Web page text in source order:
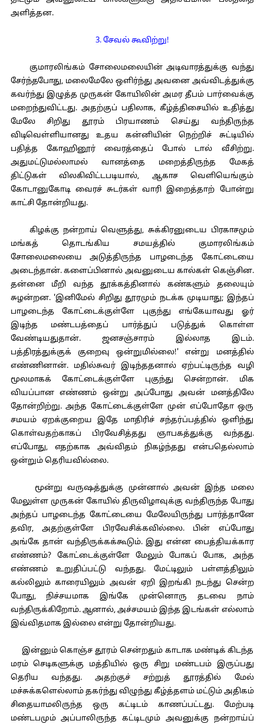
அளித்தன.
3. சேவல் கூவிற்று!
குமாரலிங்கம் சோலைமலையின் அடிவாரத்துக்கு வந்து
சேர்ந்தபோது, மலைமேலே ஒளிர்ந்து அவனை அவ்விடத்துக்கு
கவர்ந்து இழுத்த முருகன் கோயிலின் அமர தீபம் பார்வைக்கு
மறைந்துவிட்டது. அதற்குப் பதிலாக, கீழ்த்திசையில் உதித்து
மேலே சிறிது தூரம் பிரயாணம் செய்து வந்திருந்த
விடிவெள்ளியானது உதய கன்னியின் நெற்றிச் சுட்டியில்
பதித்த கோஹினூர் வைரத்தைப் போல் டால் வீசிற்று.
அதுமட்டுமல்லாமல் வானத்தை மறைத்திருந்த மேகத்
திட்டுகள் விலகிவிட்டபடியால், ஆகாச வெளியெங்கும்
கோடானுகோடி வைரச் சுடர்கள் வாரி இறைத்தாற் போன்று
காட்சி தோன்றியது.
கிழக்கு நன்றாய் வெளுத்து, சுக்கிரனுடைய பிரகாசமும்
மங்கத் தொடங்கிய சமயத்தில் குமாரலிங்கம்
சோலைமலையை அடுத்திருந்த பாழடைந்த கோட்டையை
அடைந்தான். களைப்பினால் அவனுடைய கால்கள் கெஞ்சின.
தன்னை மீறி வந்த தூக்கத்தினால் கண்களும் தலையும்
சுழன்றன. 'இனிமேல் சிறிது தூரமும் நடக்க முடியாது; இந்தப்
பாழடைந்த கோட்டைக்குள்ளே புகுந்து எங்கேயாவது ஓர்
இடிந்த மண்டபத்தைப் பார்த்துப் படுத்துக் கொள்ள
வேண்டியதுதான். ஜனசஞ்சாரம் இல்லாத இடம்.
பத்திரத்துக்குக் குறைவு ஒன்றுமில்லை!' என்று மனத்தில்
எண்ணினான். மதில்சுவர் இடிந்ததனால் ஏற்பட்டிருந்த வழி
மூலமாகக் கோட்டைக்குள்ளே புகுந்து சென்றான். மிக
வியப்பான எண்ணம் ஒன்று அப்போது அவன் மனத்திலே
தோன்றிற்று. அந்த கோட்டைக்குள்ளே முன் எப்போதோ ஒரு
சமயம் ஏறக்குறைய இதே மாதிரிச் சந்தர்ப்பத்தில் ஒளிந்து
கொள்வதற்காகப் பிரவேசித்தது ஞாபகத்துக்கு வந்தது.
எப்போது, எதற்காக அவ்விதம் நிகழ்ந்தது என்பதெல்லாம்
ஒன்றும் தெரியவில்லை.
மூன்று வருஷத்துக்கு முன்னால் அவன் இந்த மலை
மேலுள்ள முருகன் கோயில் திருவிழாவுக்கு வந்திருந்த போது
அந்தப் பாழடைந்த கோட்டையை மேலேயிருந்து பார்த்தானே
தவிர, அதற்குள்ளே பிரவேசிக்கவில்லை. பின் எப்போது
அங்கே தான் வந்திருக்கக்கூடும். இது என்ன பைத்தியக்கார
எண்ணம்? கோட்டைக்குள்ளே மேலும் போகப் போக, அந்த
எண்ணம் உறுதிப்பட்டு வந்தது. மேட்டிலும் பள்ளத்திலும்
கல்லிலும் காரையிலும் அவன் ஏறி இறங்கி நடந்து சென்ற
போது, நிச்சயமாக இங்கே முன்னொரு தடவை நாம்
வந்திருக்கிறோம். ஆனால், அச்சமயம் இந்த இடங்கள் எல்லாம்
இவ்விதமாக இல்லை என்று தோன்றியது.
இன்னும் கொஞ்ச தூரம் சென்றதும் காடாக மண்டிக் கிடந்த
மரம் செடிகளுக்கு மத்தியில் ஒரு சிறு மண்டபம் இருப்பது
தெரிய வந்தது. அதற்குச் சற்றுத் தூரத்தில் மேல்
மச்சுக்களெல்லாம் தகர்ந்து விழுந்து கீழ்த்தளம் மட்டும் அதிகம்
சிதையாமலிருந்த ஒரு கட்டிடம் காணப்பட்டது. மேற்படி
மண்டபமும் அப்பாலிருந்த கட்டிடமும் அவனுக்கு நன்றாய்ப்